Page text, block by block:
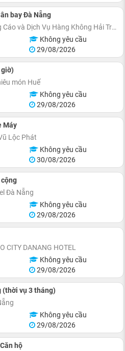
bay Đà Nẵng
Công Ty Cổ Phần Quảng Cáo và Dịch Vụ Hàng Không Hải Trần
Không yêu cầu
29/08/2026
giờ)
món Huế
Không yêu cầu
29/08/2026
Máy
Lộc Phát
Không yêu cầu
30/08/2026
Đà Nẵng
Không yêu cầu
29/08/2026
CITY DANANG HOTEL
Không yêu cầu
29/08/2026
(thời vụ 3 tháng)
Không yêu cầu
29/08/2026
hộ